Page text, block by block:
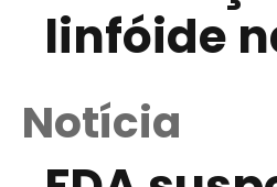
linfóide
Notícia